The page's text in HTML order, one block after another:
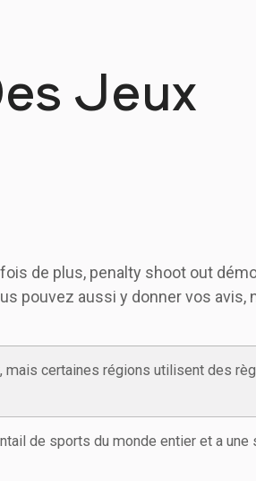
Jeux
de plus, penalty shoot out
pouvez aussi y donner vos avis,
mais certaines régions utilisent des
de sports du monde entier et a une